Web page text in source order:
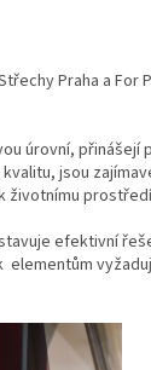
Praha a For
úrovní, přinášejí
jsou
životnímu
efektivní
elementům